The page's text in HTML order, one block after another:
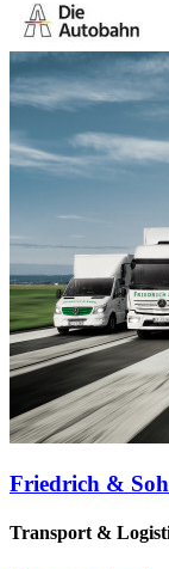
Friedrich &
Transport &